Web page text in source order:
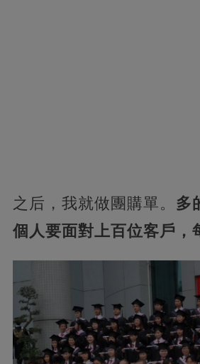
之后，我就做團購單。 多
個人要面對上百位客戶，